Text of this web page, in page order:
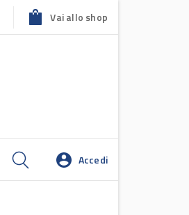
Vai allo shop
Accedi